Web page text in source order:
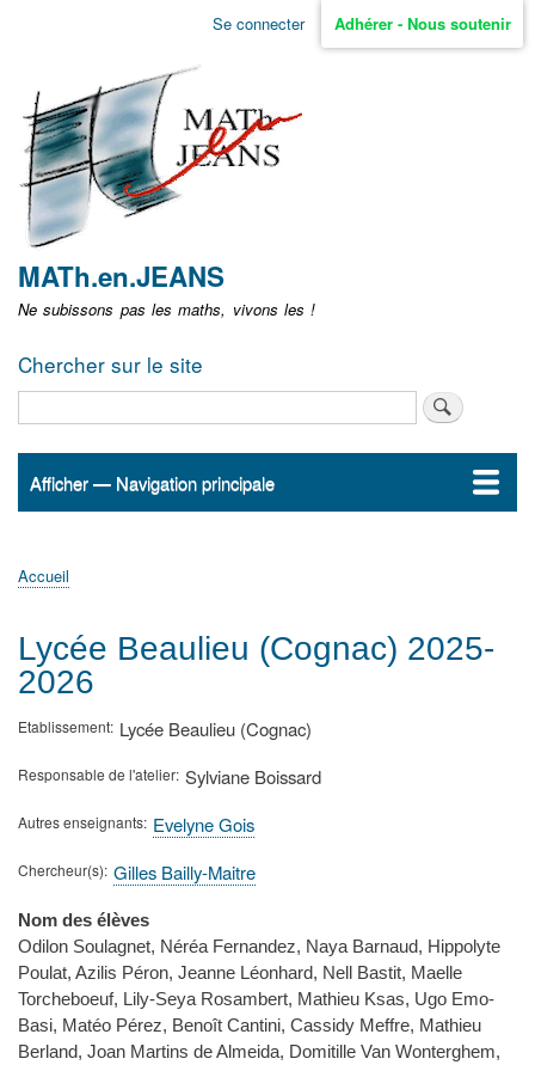
Aller
non
identifié
Se connecter Adhérer - Nous soutenir
MATh.en.JEANS
Ne subissons pas les maths, vivons les !
Chercher sur le site
Navigation
Afficher — Navigation principale
Accueil
ActualitésMATh.en.JEANS ?
Régions et Ateliers
Créer, gérer un atelier
Sujets/Publications
Congrès
d'Ariane
Accueil
Lycée Beaulieu (Cognac) 2025-
2026
Etablissement Lycée Beaulieu (Cognac)
Responsable de l'atelier Sylviane Boissard
Autres enseignants Evelyne Gois
Chercheur(s) Gilles Bailly-Maitre
Nom des élèves
Odilon Soulagnet, Néréa Fernandez, Naya Barnaud, Hippolyte
Poulat, Azilis Péron, Jeanne Léonhard, Nell Bastit, Maelle
Torcheboeuf, Lily-Seya Rosambert, Mathieu Ksas, Ugo Emo-
Basi, Matéo Pérez, Benoît Cantini, Cassidy Meffre, Mathieu
Berland, Joan Martins de Almeida, Domitille Van Wonterghem,